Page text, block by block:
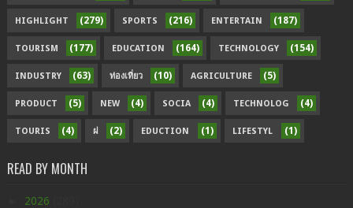
HIGHLIGHT (279) SPORTS (216) ENTERTAIN (187)
TOURISM (177) EDUCATION (164) TECHNOLOGY (154)
INDUSTRY (63) ท่องเที่ยว (10) AGRICULTURE (5)
PRODUCT (5) NEW (4) SOCIA (4) TECHNOLOG (4)
TOURIS (4) ฝ (2) EDUCTION (1) LIFESTYL (1)
READ BY MONTH
2026